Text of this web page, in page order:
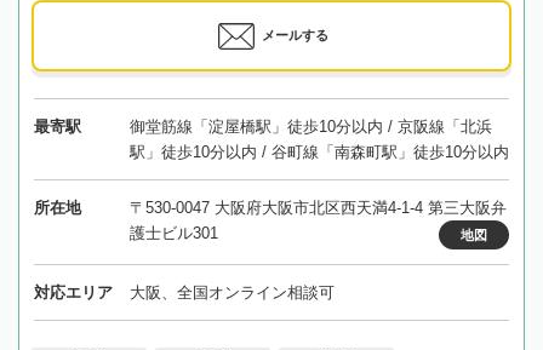
メールする
最寄駅
御堂筋線「淀屋橋駅」徒歩10分以内 / 京阪線「北浜
駅」徒歩10分以内 / 谷町線「南森町駅」徒歩10分以内
所在地
〒530-0047 大阪府大阪市北区西天満4-1-4 第三大阪弁
護士ビル301
地図
対応エリア 大阪、全国オンライン相談可